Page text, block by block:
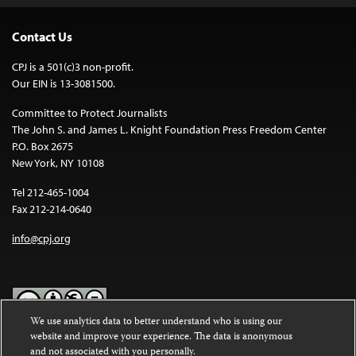
Contact Us
CPJ is a 501(c)3 non-profit.
Our EIN is 13-3081500.
Committee to Protect Journalists
The John S. and James L. Knight Foundation Press Freedom Center
P.O. Box 2675
New York, NY 10108
Tel 212-465-1004
Fax 212-214-0640
info@cpj.org
Except where noted, text on this website is licensed under a
We use analytics data to better understand who is using our
website and improve your experience. The data is anonymous
and not associated with you personally.